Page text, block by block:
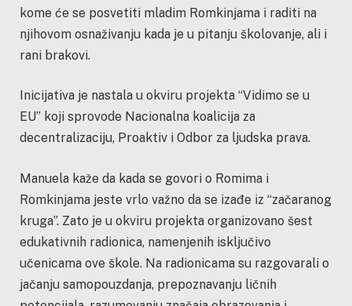
kome će se posvetiti mladim Romkinjama i raditi na
njihovom osnaživanju kada je u pitanju školovanje, ali i
rani brakovi.
Inicijativa je nastala u okviru projekta “Vidimo se u
EU” koji sprovode Nacionalna koalicija za
decentralizaciju, Proaktiv i Odbor za ljudska prava.
Manuela kaže da kada se govori o Romima i
Romkinjama jeste vrlo važno da se izađe iz “začaranog
kruga”. Zato je u okviru projekta organizovano šest
edukativnih radionica, namenjenih isključivo
učenicama ove škole. Na radionicama su razgovarali o
jačanju samopouzdanja, prepoznavanju ličnih